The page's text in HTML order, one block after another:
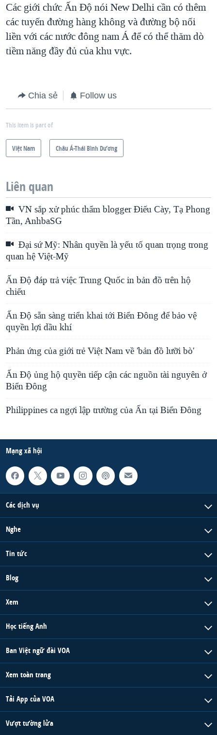
Các giới chức Ấn Ðộ nói New Delhi cần có thêm
các tuyến đường hàng không và đường bộ nối
liền với các nước đông nam Á để có thể thăm dò
tiềm năng đầy đủ của khu vực.
Chia sẻ Follow us
This item is part of
Việt Nam Châu Á-Thái Bình Dương
Liên quan
VN sắp xử phúc thẩm blogger Điếu Cày, Tạ Phong
Tần, AnhbaSG
Đại sứ Mỹ: Nhân quyền là yếu tố quan trọng trong
quan hệ Việt-Mỹ
Ấn Độ đáp trả việc Trung Quốc in bản đồ trên hộ
chiếu
Ấn Độ sẵn sàng triển khai tới Biển Đông để bảo vệ
quyền lợi dầu khí
Phản ứng của giới trẻ Việt Nam về 'bản đồ lưỡi bò'
Ấn Độ ủng hộ quyền tiếp cận các nguồn tài nguyên ở
Biển Đông
Philippines ca ngợi lập trường của Ấn tại Biển Đông
Mạng xã hội
Các dịch vụ
Nghe
Tin tức
Blog
Xem
Học tiếng Anh
Ban Việt ngữ đài VOA
Xem toàn trang
Tải App của VOA
Vượt tường lửa